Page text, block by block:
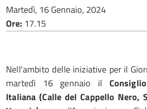
Martedì, 16 Gennaio, 2024
Ore: 17.15
Nell'ambito delle iniziative per il
martedì 16 gennaio il
Italiana (Calle del Cappello Nero,